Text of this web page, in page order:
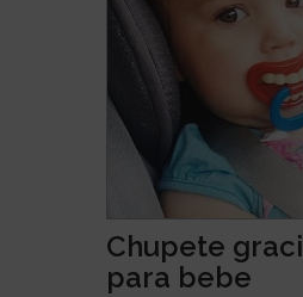
Chupete
para bebe